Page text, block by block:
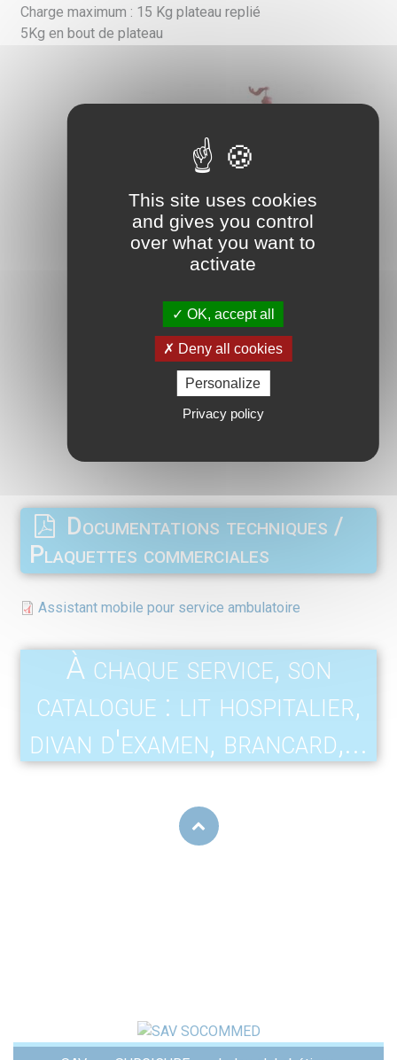
Charge maximum : 15 Kg plateau replié
5Kg en bout de plateau
Documentations techniques /
Plaquettes commerciales
Assistant mobile pour service ambulatoire
À chaque service, son
catalogue : lit hospitalier,
divan d'examen, brancard,...
This site uses cookies
and gives you control
over what you want to
activate
OK, accept all
Deny all cookies
Personalize
Privacy policy